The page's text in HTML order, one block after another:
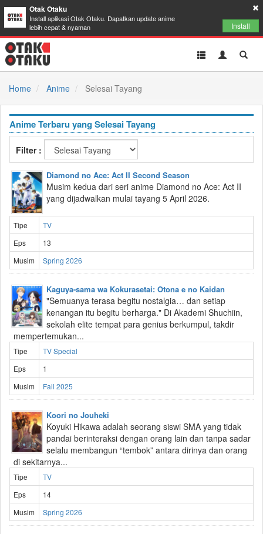
Otak Otaku
Install aplikasi Otak Otaku. Dapatkan update anime
lebih cepat & nyaman
Install
Toggle
Toggle
Home
Anime Selesai Tayang
Anime Terbaru yang Selesai Tayang
Filter :
Diamond no Ace: Act II Second Season
Musim kedua dari seri anime Diamond no Ace: Act II
yang dijadwalkan mulai tayang 5 April 2026.
Tipe
TV
Eps
13
Musim
Spring 2026
Kaguya-sama wa Kokurasetai: Otona e no Kaidan
"Semuanya terasa begitu nostalgia… dan setiap
kenangan itu begitu berharga." Di Akademi Shuchiin,
sekolah elite tempat para genius berkumpul, takdir
mempertemukan...
Tipe
TV Special
Eps
1
Musim
Fall 2025
Koori no Jouheki
Koyuki Hikawa adalah seorang siswi SMA yang tidak
pandai berinteraksi dengan orang lain dan tanpa sadar
selalu membangun “tembok” antara dirinya dan orang
di sekitarnya...
Tipe
TV
Eps
14
Musim
Spring 2026